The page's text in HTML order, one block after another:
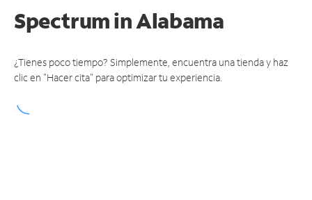
Spectrumin Alabama
¿Tienes poco tiempo? Simplemente, encuentra una tienda y haz
clic en "Hacer cita" para optimizar tu experiencia.